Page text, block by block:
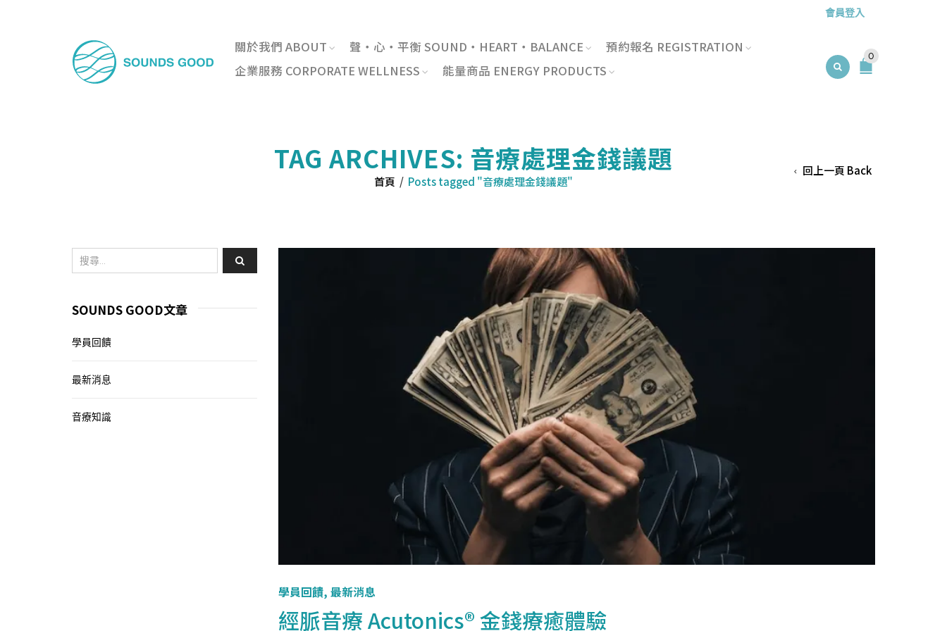
會員登入
關於我們 ABOUT 聲・心・平衡 SOUND・HEART・BALANCE
預約報名 REGISTRATION
企業服務 CORPORATE WELLNESS
能量商品 ENERGY PRODUCTS
0
TAG ARCHIVES: 音療處理金錢議題
首頁 / Posts tagged "音療處理金錢議題"
回上一頁 Back
學員回饋, 最新消息
經脈音療 Acutonics® 金錢療癒體驗
SOUNDS GOOD文章
學員回饋
最新消息
音療知識